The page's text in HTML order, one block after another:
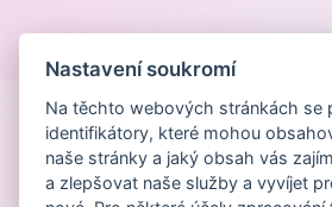
Nastavení soukromí
Na těchto webových stránkách se
identifikátory, které mohou
naše stránky a jaký obsah vás
a zlepšovat naše služby a vyvíjet